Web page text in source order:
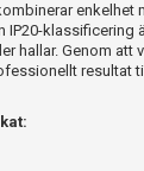
enkelhet
IP20-
hallar. Genom
resultat